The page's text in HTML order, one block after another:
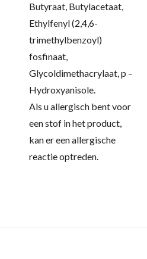
Butyraat, Butylacetaat,
Ethylfenyl (2,4,6-
trimethylbenzoyl)
fosfinaat,
Glycoldimethacrylaat, p –
Hydroxyanisole.
Als u allergisch bent voor
een stof in het product,
kan er een allergische
reactie optreden.